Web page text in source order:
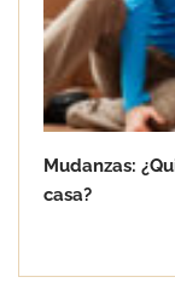
Mudanzas:
casa?